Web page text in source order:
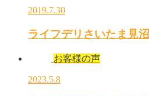
2019.7.30
ライフデリさいたま見
お客様の声
2023.5.8